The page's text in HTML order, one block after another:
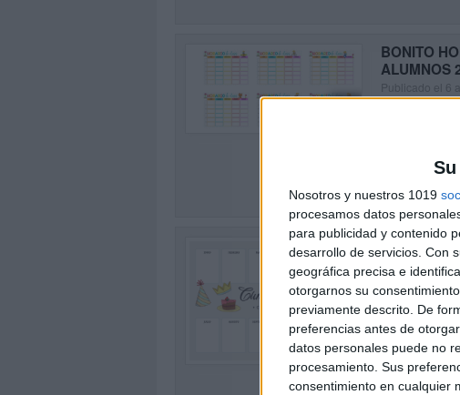
Nosotros y nuestros 1019
procesamos datos
para publicidad y contenido
desarrollo de servicios. Con
geográfica precisa e
otorgarnos su
previamente descrito. De
preferencias antes de
datos personales puede no
procesamiento. Sus
consentimiento en cualquier
BONITO
ALUMNOS
Publicado el 6
Comienza el
horarios
y Primaria,
SEGUIR
0
Decora tu
Publicado el 2
Este material
motivadora.
recordar las
SEGUIR